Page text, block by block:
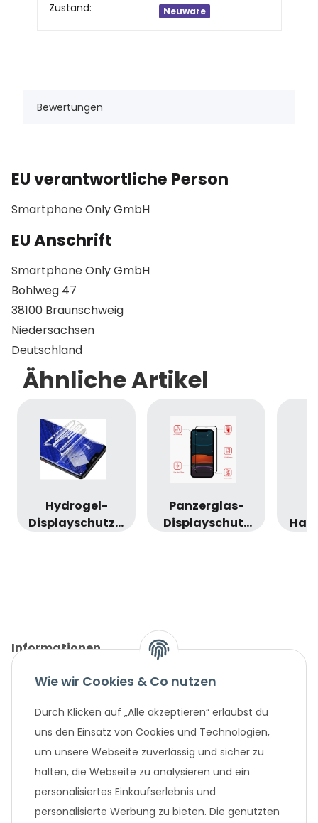
Produkteigenschaft
Wert
Zustand: Neuware
Bewertungen
EU verantwortliche Person
Smartphone Only GmbH
EU Anschrift
Smartphone Only GmbH
Bohlweg 47
38100 Braunschweig
Niedersachsen
Deutschland
Ähnliche Artikel
Hydrogel-
Displayschutzfolie
Panzerglas-
Displayschutz
Informationen
Gesetzliche Informationen
Unternehmen
Beliebte Angebote
Wie wir Cookies & Co nutzen
Durch Klicken auf „Alle akzeptieren“ erlaubst du
uns den Einsatz von Cookies und Technologien,
um unsere Webseite zuverlässig und sicher zu
halten, die Webseite zu analysieren und ein
personalisiertes Einkaufserlebnis und
personalisierte Werbung zu bieten. Die genutzten